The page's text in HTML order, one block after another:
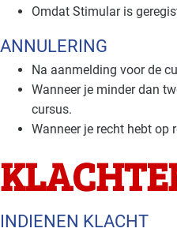
Omdat Stimular is
ANNULERING
Na aanmelding voor de
Wanneer je minder dan
cursus.
Wanneer je recht hebt
INDIENEN KLACHT